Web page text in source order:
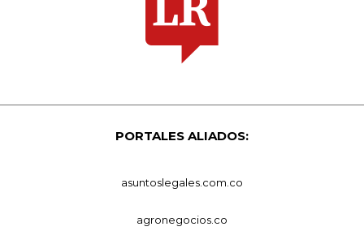
PORTALES ALIADOS:
asuntoslegales.com.co
agronegocios.co